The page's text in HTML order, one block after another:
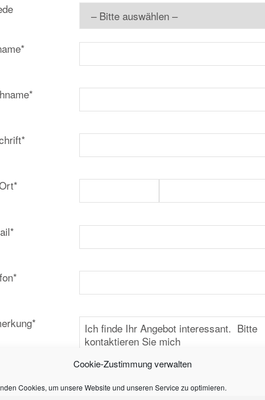
Cookie-Zustimmung verwalten
Cookies, um unsere Website und unseren Service zu optimieren.